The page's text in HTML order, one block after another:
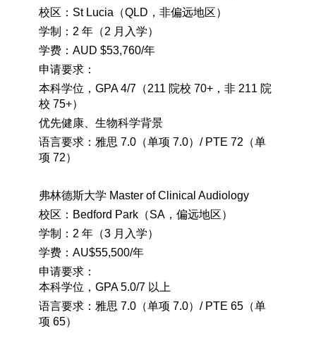
校区： St Lucia （QLD ，非偏远地区）
学制： 2 年（2 月入学）
学费： AUD $53,760/年
申请要求：
本科学位， GPA 4/7 （211 院校 70+ ，非 211 院
校 75+）
优先健康、生物科学背景
语言要求：雅思 7.0 （单项 7.0） / PTE 72 （单
项 72）
弗林德斯大学 Master of Clinical Audiology
校区： Bedford Park （SA ，偏远地区）
学制： 2 年（3 月入学）
学费： AU$55,500/年
申请要求：
本科学位， GPA 5.0/7 以上
语言要求：雅思 7.0 （单项 7.0） / PTE 65 （单
项 65）